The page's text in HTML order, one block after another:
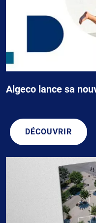
Algeco lance sa
DÉCOUVRIR